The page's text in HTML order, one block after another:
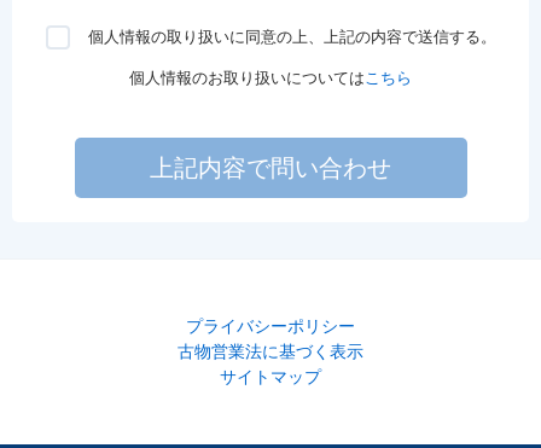
個人情報の取り扱いに同意の上、上記の内容で送信する。
個人情報のお取り扱いについてはこちら
上記内容で問い合わせ
プライバシーポリシー
古物営業法に基づく表示
サイトマップ